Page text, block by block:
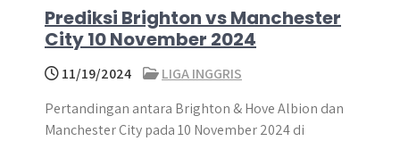
Prediksi Brighton vs Manchester
City 10 November 2024
11/19/2024
LIGA INGGRIS
Pertandingan antara Brighton & Hove Albion dan
Manchester City pada 10 November 2024 di